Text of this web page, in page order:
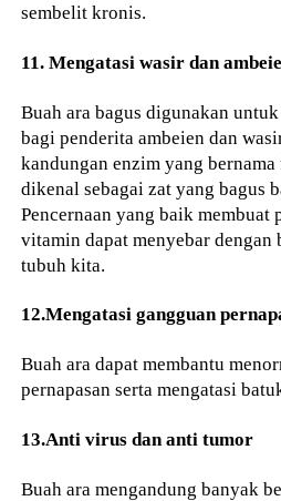
sembelit kronis.
11. Mengatasi wasir dan
Buah ara bagus digunakan
bagi penderita ambeien dan
kandungan enzim yang
dikenal sebagai zat yang bagus
Pencernaan yang baik membuat
vitamin dapat menyebar dengan
tubuh kita.
12.Mengatasi gangguan
Buah ara dapat membantu
pernapasan serta mengatasi
13.Anti virus dan anti tumor
Buah ara mengandung banyak